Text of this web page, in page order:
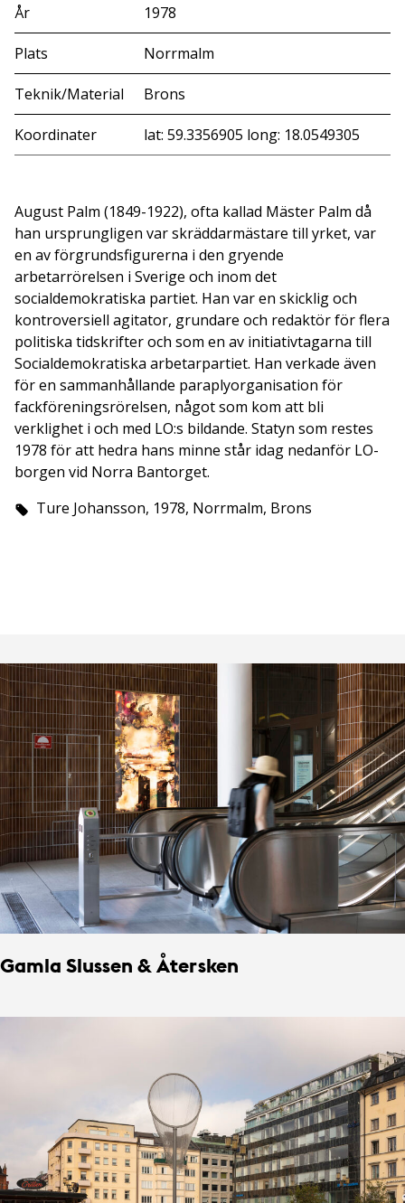
År 1978
Plats Norrmalm
Teknik/Material Brons
Koordinater lat: 59.3356905 long: 18.0549305
August Palm (1849-1922), ofta kallad Mäster Palm då
han ursprungligen var skräddarmästare till yrket, var
en av förgrundsfigurerna i den gryende
arbetarrörelsen i Sverige och inom det
socialdemokratiska partiet. Han var en skicklig och
kontroversiell agitator, grundare och redaktör för flera
politiska tidskrifter och som en av initiativtagarna till
Socialdemokratiska arbetarpartiet. Han verkade även
för en sammanhållande paraplyorganisation för
fackföreningsrörelsen, något som kom att bli
verklighet i och med LO:s bildande. Statyn som restes
1978 för att hedra hans minne står idag nedanför LO-
borgen vid Norra Bantorget.
Ture Johansson, 1978, Norrmalm, Brons
Gamla Slussen & Återsken